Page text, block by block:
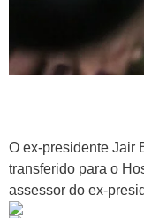
O ex-presidente Jair
transferido para o
assessor do ex-